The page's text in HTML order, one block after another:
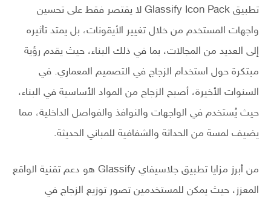
تطبيق Glassify Icon Pack لا يقتصر فقط على تحسين
واجهات المستخدم من خلال تغيير الأيقونات، بل يمتد تأثيره
إلى العديد من المجالات، بما في ذلك البناء، حيث يقدم رؤية
مبتكرة حول استخدام الزجاج في التصميم المعماري. في
السنوات الأخيرة، أصبح الزجاج من المواد الأساسية في البناء،
حيث يُستخدم في الواجهات والنوافذ والفواصل الداخلية، مما
يضيف لمسة من الحداثة والشفافية للمباني الحديثة.
من أبرز مزايا تطبيق جلاسيفاي Glassify هو دعم تقنية الواقع
المعزز، حيث يمكن للمستخدمين تصور توزيع الزجاج في